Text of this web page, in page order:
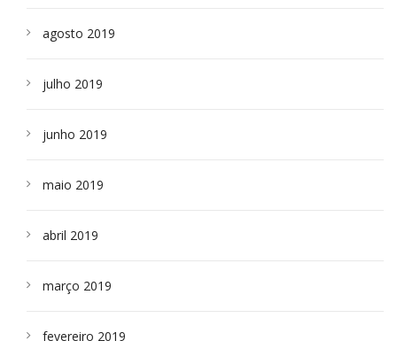
agosto 2019
julho 2019
junho 2019
maio 2019
abril 2019
março 2019
fevereiro 2019